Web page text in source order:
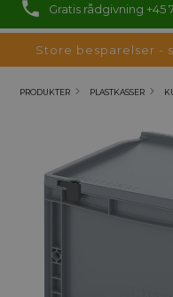
Gratis rådgivning +45
Store besparelser -
PRODUKTER PLASTKASSER